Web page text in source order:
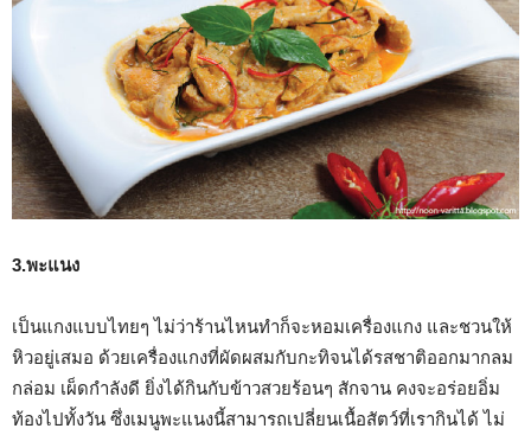
3.พะแนง
เป็นแกงแบบไทยๆ ไม่ว่าร้านไหนทำก็จะหอมเครื่องแกง และชวนให้
หิวอยู่เสมอ ด้วยเครื่องแกงที่ผัดผสมกับกะทิจนได้รสชาติออกมากลม
กล่อม เผ็ดกำลังดี ยิ่งได้กินกับข้าวสวยร้อนๆ สักจาน คงจะอร่อยอิ่ม
ท้องไปทั้งวัน ซึ่งเมนูพะแนงนี้สามารถเปลี่ยนเนื้อสัตว์ที่เรากินได้ ไม่